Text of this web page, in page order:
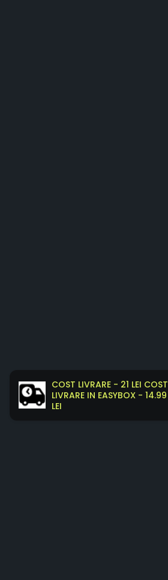
COST LIVRARE - 21 LEI COST
LIVRARE IN EASYBOX - 14.99
LEI